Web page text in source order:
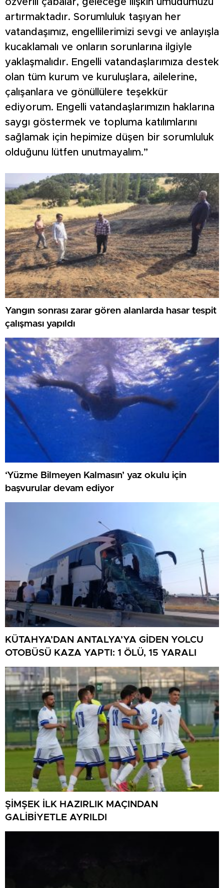
özverili çabalar, geleceğe ilişkin umudumuzu
artırmaktadır. Sorumluluk taşıyan her
vatandaşımız, engellilerimizi sevgi ve anlayışla
kucaklamalı ve onların sorunlarına ilgiyle
yaklaşmalıdır. Engelli vatandaşlarımıza destek
olan tüm kurum ve kuruluşlara, ailelerine,
çalışanlara ve gönüllülere teşekkür
ediyorum. Engelli vatandaşlarımızın haklarına
saygı göstermek ve topluma katılımlarını
sağlamak için hepimize düşen bir sorumluluk
olduğunu lütfen unutmayalım.”
Yangın sonrası zarar gören alanlarda hasar tespit
çalışması yapıldı
‘Yüzme Bilmeyen Kalmasın’ yaz okulu için
başvurular devam ediyor
KÜTAHYA’DAN ANTALYA’YA GİDEN YOLCU
OTOBÜSÜ KAZA YAPTI: 1 ÖLÜ, 15 YARALI
ŞİMŞEK İLK HAZIRLIK MAÇINDAN
GALİBİYETLE AYRILDI